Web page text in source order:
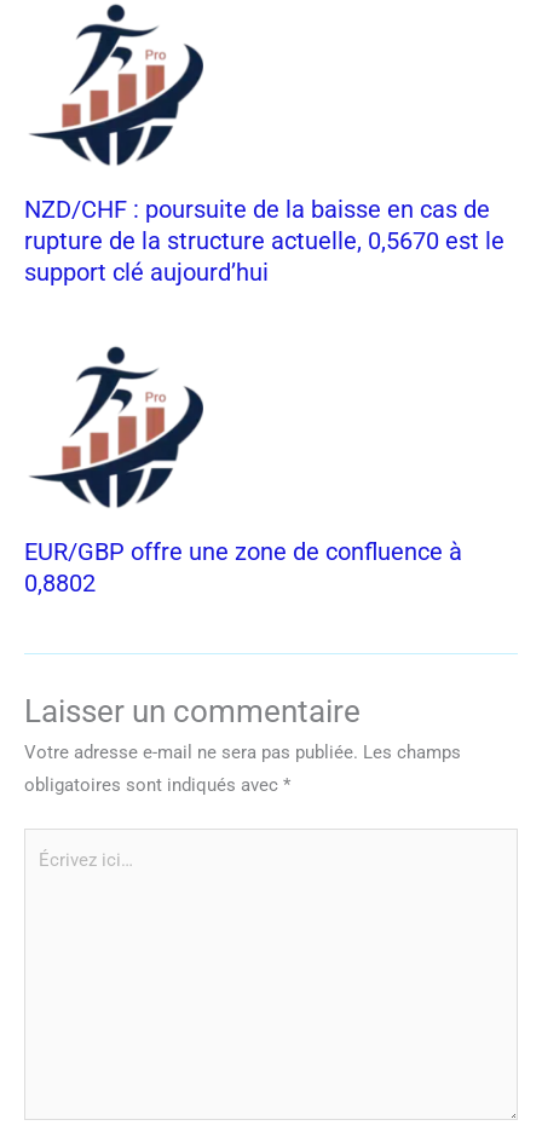
NZD/CHF : poursuite de la baisse en cas de
rupture de la structure actuelle, 0,5670 est le
support clé aujourd’hui
EUR/GBP offre une zone de confluence à
0,8802
Laisser un commentaire
Votre adresse e-mail ne sera pas publiée. Les champs
obligatoires sont indiqués avec *